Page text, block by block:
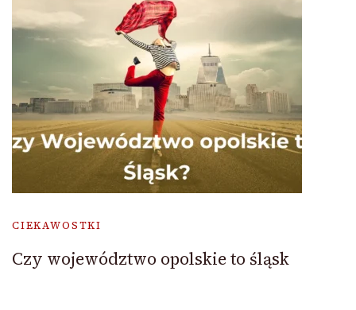
CIEKAWOSTKI
Czy województwo opolskie to śląsk